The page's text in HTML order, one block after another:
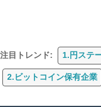
注目トレンド: 1.円ステ
2.ビットコイン保有企業